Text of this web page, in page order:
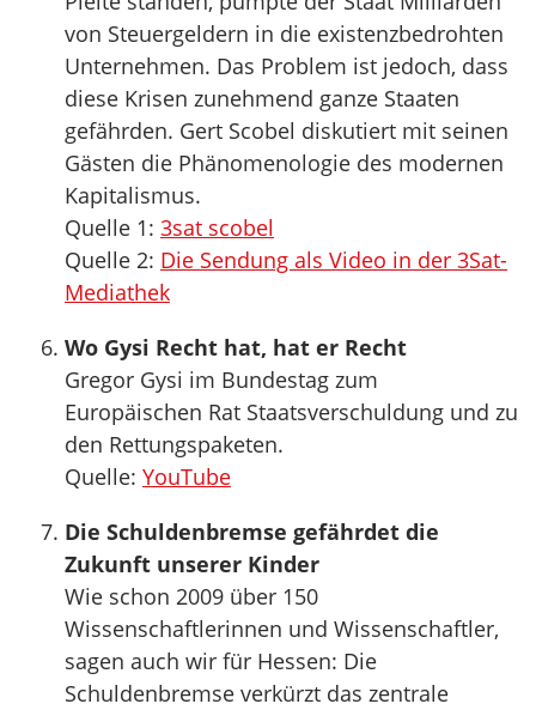
von Steuergeldern in die existenzbedrohten
Unternehmen. Das Problem ist jedoch, dass
diese Krisen zunehmend ganze Staaten
gefährden. Gert Scobel diskutiert mit seinen
Gästen die Phänomenologie des modernen
Kapitalismus.
Quelle 1: 3sat scobel
Quelle 2: Die Sendung als Video in der 3Sat-
Mediathek
Wo Gysi Recht hat, hat er Recht
Gregor Gysi im Bundestag zum
Europäischen Rat Staatsverschuldung und zu
den Rettungspaketen.
Quelle: YouTube
Die Schuldenbremse gefährdet die
Zukunft unserer Kinder
Wie schon 2009 über 150
Wissenschaftlerinnen und Wissenschaftler,
sagen auch wir für Hessen: Die
Schuldenbremse verkürzt das zentrale